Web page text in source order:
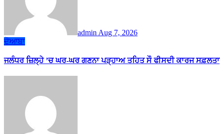
admin Aug 7, 2026
ਦੋਆਬਾ
ਜਲੰਧਰ ਜ਼ਿਲ੍ਹੇ ’ਚ ਘਰ-ਘਰ ਗਣਨਾ ਪੜ੍ਹਾਅ ਤਹਿਤ ਸੌ ਫੀਸਦੀ ਕਾਰਜ